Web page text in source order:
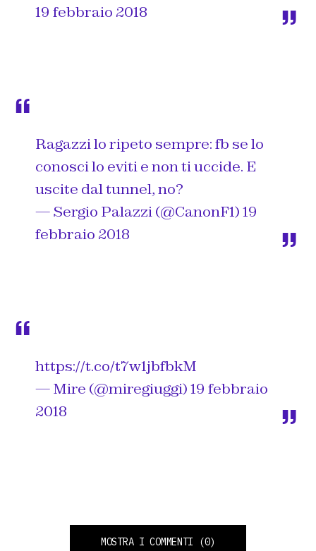
19 febbraio 2018
Ragazzi lo ripeto sempre: fb se lo
conosci lo eviti e non ti uccide. E
uscite dal tunnel, no?
— Sergio Palazzi (@CanonF1)19
febbraio 2018
https://t.co/t7w1jbfbkM
— Mire (@miregiuggi)19 febbraio
2018
MOSTRA I COMMENTI (0)